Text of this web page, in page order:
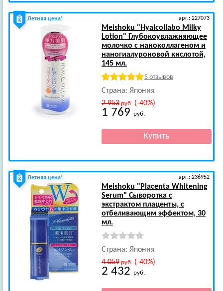
Летняя цена! арт.: 227073
Meishoku "Hyalcollabo Milky
Lotion" Глубокоувлажняющее
молочко с наноколлагеном и
наногиалуроновой кислотой,
145 мл.
5 отзывов
Страна: Япония
2 953руб.(-40%)
1 769 руб.
Летняя цена! арт.: 236952
Meishoku "Placenta Whitening
Serum" Сыворотка с
экстрактом плаценты, с
отбеливающим эффектом, 30
мл.
Страна: Япония
4 059руб.(-40%)
2 432 руб.